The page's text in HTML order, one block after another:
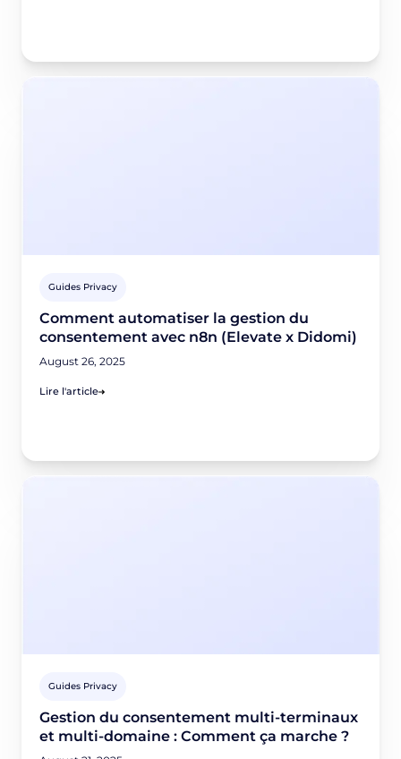
Guides Privacy
Comment automatiser la gestion du
consentement avec n8n (Elevate x Didomi)
August 26, 2025
Lire l'article
Guides Privacy
Gestion du consentement multi-terminaux
et multi-domaine : Comment ça marche ?